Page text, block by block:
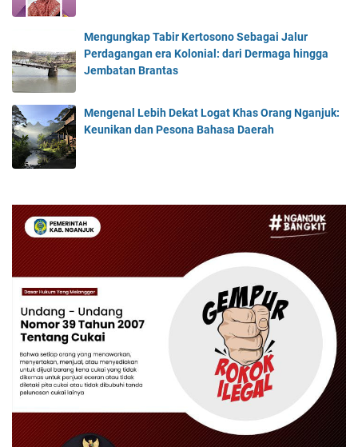
Mengungkap Tabir Kertosono Sebagai Jalur
Perdagangan era Kolonial: dari Dermaga hingga
Jembatan Brantas
Mengenal Lebih Dekat Logat Khas Orang Nganjuk:
Keunikan dan Pesona Bahasa Daerah